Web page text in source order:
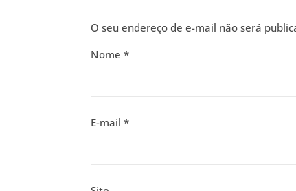
O seu endereço de e-mail não será
Nome *
E-mail *